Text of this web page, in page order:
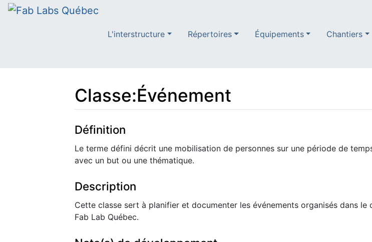
L'interstructure Répertoires Équipements Chantiers
Classe:Événement
Aller à : navigation
Définition
Le terme défini décrit une mobilisation de personnes sur une période de
avec un but ou une thématique.
Description
Cette classe sert à planifier et documenter les événements organisés dans le
Fab Lab Québec.